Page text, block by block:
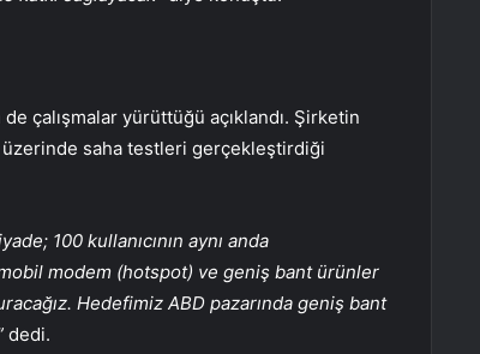
çalışmalar yürüttüğü açıklandı. Şirketin
üzerinde saha testleri gerçekleştirdiği
100 kullanıcının aynı anda
modem (hotspot) ve geniş bant ürünler
Hedefimiz ABD pazarında geniş bant
dedi.